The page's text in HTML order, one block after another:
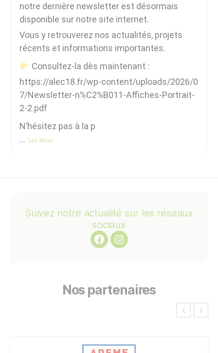
notre dernière newsletter est désormais
disponible sur notre site internet.
Vous y retrouverez nos actualités, projets
récents et informations importantes.
Consultez-la dès maintenant :
https://alec18.fr/wp-content/uploads/2026/0
7/Newsletter-n%C2%B011-Affiches-Portrait-
2-2.pdf
N’hésitez pas à la p
... See More
FacebookInstagram
Nos partenaires